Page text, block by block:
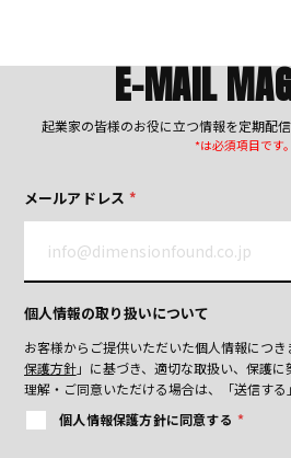
E-MAIL
起業家の皆様のお役に立つ情報を定期配
*は必須項目です。
メールアドレス *
個人情報の取り扱いについて
お客様からご提供いただいた個人情報につ
保護方針」に基づき、適切な取扱い、保護に
理解・ご同意いただける場合は、「送信する
個人情報保護方針に同意する *